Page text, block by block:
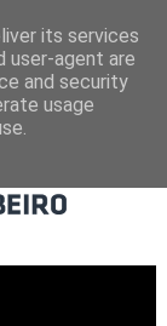
its services
user-agent are
and security
usage